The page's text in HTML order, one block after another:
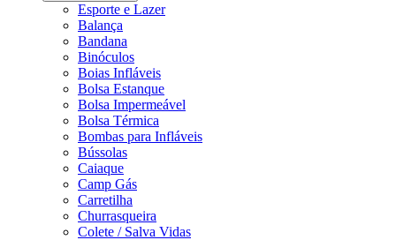
Esporte e Lazer
Balança
Bandana
Binóculos
Boias Infláveis
Bolsa Estanque
Bolsa Impermeável
Bolsa Térmica
Bombas para Infláveis
Bússolas
Caiaque
Camp Gás
Carretilha
Churrasqueira
Colete / Salva Vidas